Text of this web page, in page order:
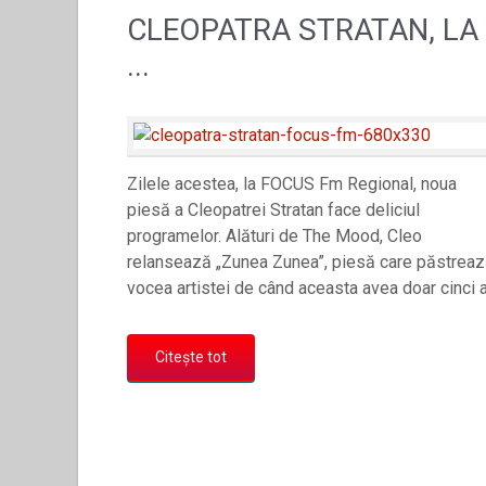
CLEOPATRA STRATAN, LA
...
Zilele acestea, la FOCUS Fm Regional, noua
piesă a Cleopatrei Stratan face deliciul
programelor. Alături de The Mood, Cleo
relansează „Zunea Zunea”, piesă care
vocea artistei de când aceasta avea doar cinci
Citește tot